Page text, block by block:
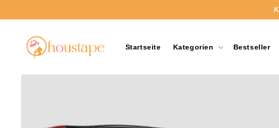
Inhalt
Startseite Kategorien Bestseller
Zu